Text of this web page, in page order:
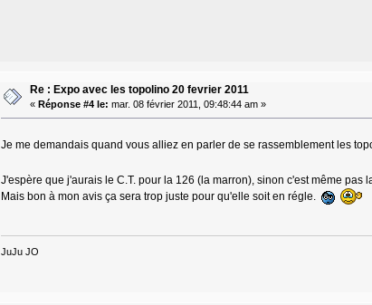
Re : Expo avec les topolino 20 fevrier 2011
« Réponse #4 le: mar. 08 février 2011, 09:48:44 am »
Je me demandais quand vous alliez en parler de se rassemblement les
J'espère que j'aurais le C.T. pour la 126 (la marron), sinon c'est même
Mais bon à mon avis ça sera trop juste pour qu'elle soit en régle.
JuJu JO